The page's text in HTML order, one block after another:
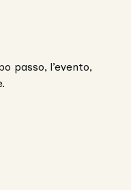
passo, l’evento,